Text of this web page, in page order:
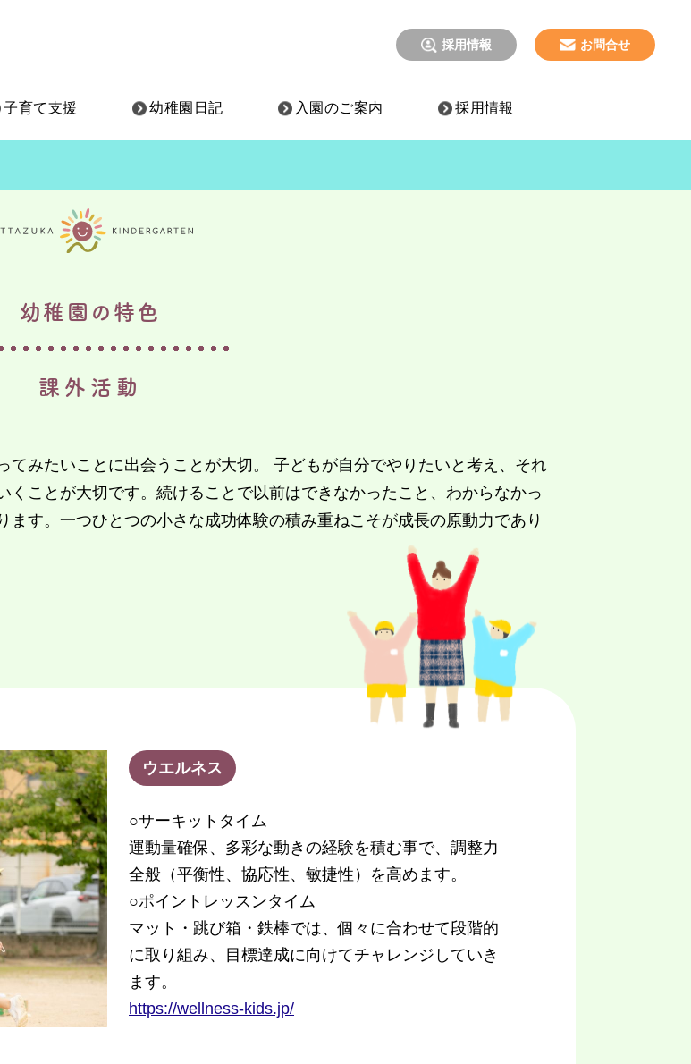
採用情報 お問合せ
子育て支援 幼稚園日記 入園のご案内 採用情報
幼稚園の特色
課外活動
みたいことに出会うことが大切。 子どもが自分でやりたいと考え、それ
ことが大切です。続けることで以前はできなかったこと、わからなかっ
す。一つひとつの小さな成功体験の積み重ねこそが成長の原動力であり
ウエルネス
○サーキットタイム
運動量確保、多彩な動きの経験を積む事で、調整力
全般（平衡性、協応性、敏捷性）を高めます。
○ポイントレッスンタイム
マット・跳び箱・鉄棒では、個々に合わせて段階的
に取り組み、目標達成に向けてチャレンジしていき
ます。
https://wellness-kids.jp/